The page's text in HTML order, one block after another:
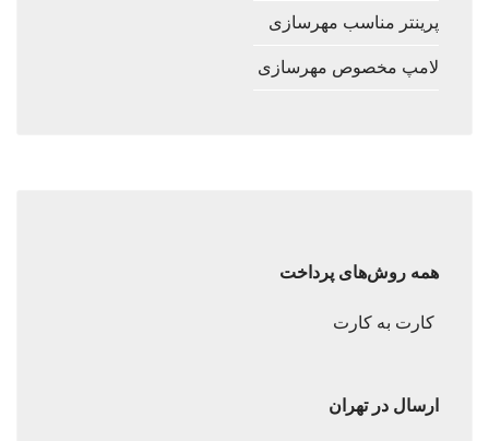
پرینتر مناسب مهرسازی
لامپ مخصوص مهرسازی
همه روش‌های پرداخت
کارت به کارت
ارسال در تهران